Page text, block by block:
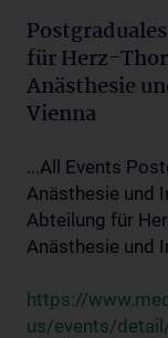
für Herz-
Anästhesie
Vienna
...All Events
Anästhesie und
Abteilung für
Anästhesie und
https://
us/events/